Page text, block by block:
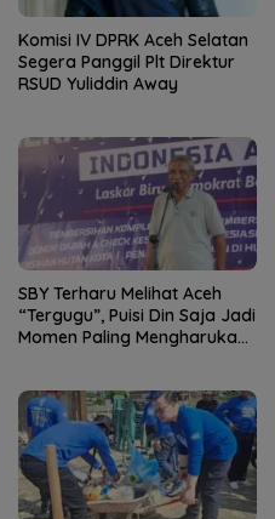
Komisi IV DPRK Aceh Selatan
Segera Panggil Plt Direktur
RSUD Yuliddin Away
SBY Terharu Melihat Aceh
“Tergugu”, Puisi Din Saja Jadi
Momen Paling Mengharukan